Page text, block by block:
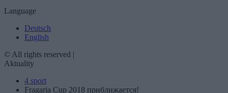
Language
Deutsch
English
© All rights reserved |
Aktuality
4 sport
Fragaria Cup 2018 приближается!